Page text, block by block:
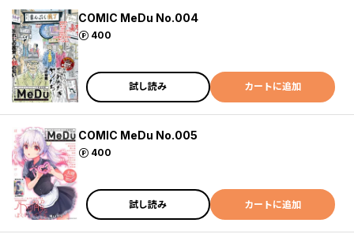
COMIC MeDu No.004
400
ポイント
試し読み カートに追加
COMIC MeDu No.005
400
ポイント
試し読み カートに追加